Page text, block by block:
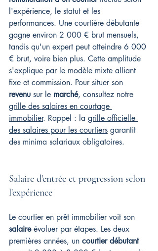
l'expérience, le statut et les
performances. Une courtière débutante
gagne environ 2 000 € brut mensuels,
tandis qu'un expert peut atteindre 6 000
€ brut, voire bien plus. Cette amplitude
s'explique par le modèle mixte alliant
fixe et commission. Pour situer son
revenu sur le marché, consultez notre
grille des salaires en courtage
immobilier. Rappel : la grille officielle
des salaires pour les courtiers garantit
des minima salariaux obligatoires.
Salaire d'entrée et progression selon
l'expérience
Le courtier en prêt immobilier voit son
salaire évoluer par étapes. Les deux
premières années, un courtier débutant